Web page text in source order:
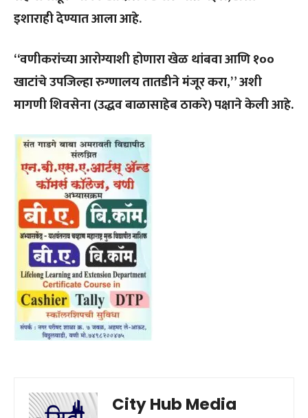
इशाराही देण्यात आला आहे.
“वणीकरांच्या आरोग्याशी होणारा खेळ थांबवा आणि १००
खाटांचे उपजिल्हा रुग्णालय तातडीने मंजूर करा,” अशी
मागणी शिवसेना (उद्धव बाळासाहेब ठाकरे) पक्षाने केली आहे.
City Hub Media